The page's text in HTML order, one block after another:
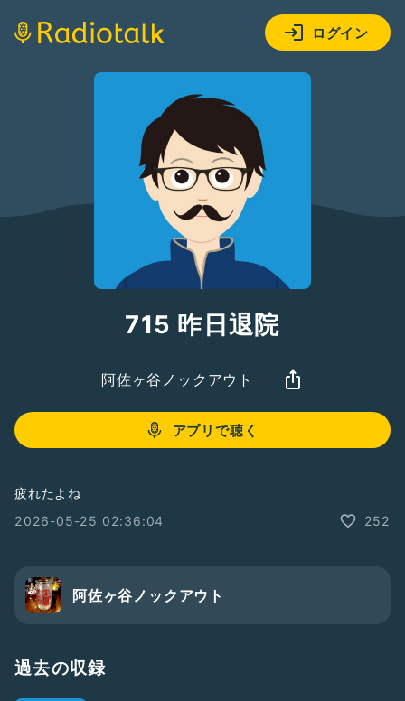
ログイン
715 昨日退院
阿佐ヶ谷ノックアウト
アプリで聴く
疲れたよね
2026-05-25 02:36:04
252
阿佐ヶ谷ノックアウト
過去の収録